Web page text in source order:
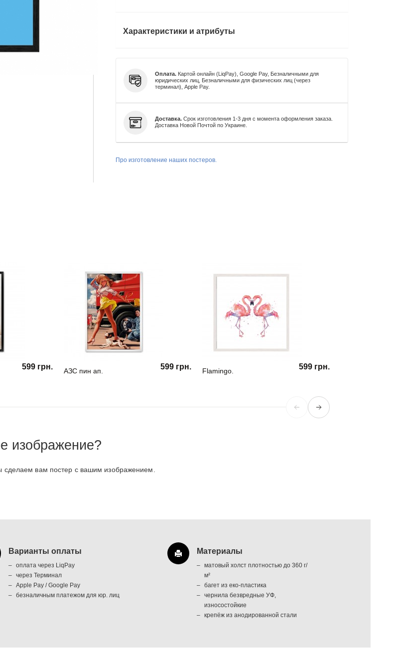
Характеристики и атрибуты
Оплата.Картой онлайн (LiqPay), Google Pay, Безналичными для
юридических лиц, Безналичными для физических лиц (через
терминал), Apple Pay.
Доставка.Срок изготовления 1-3 дня с момента оформления заказа.
Доставка Новой Почтой по Украине.
Про изготовление наших постеров.
599 грн. АЗС пин ап. 599 грн. Flamingo. 599 грн.
изображение?
сделаем вам постер с вашим изображением.
Варианты оплаты
оплата через LiqPay
через Терминал
Apple Pay / Google Pay
безналичным платежом для юр. лиц
Материалы
матовый холст плотностью до 360 г/
м²
багет из еко-пластика
чернила безвредные УФ,
износостойкие
крепёж из анодированной стали